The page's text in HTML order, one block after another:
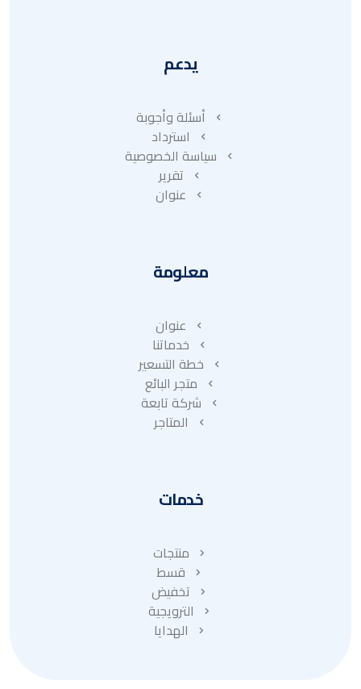
يدعم
أسئلة وأجوبة
استرداد
سياسة الخصوصية
تقرير
عنوان
معلومة
عنوان
خدماتنا
خطة التسعير
متجر البائع
شركة تابعة
المتاجر
خدمات
منتجات
قسط
تخفيض
الترويجية
الهدايا